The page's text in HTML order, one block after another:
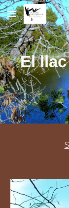
Skip to main
El